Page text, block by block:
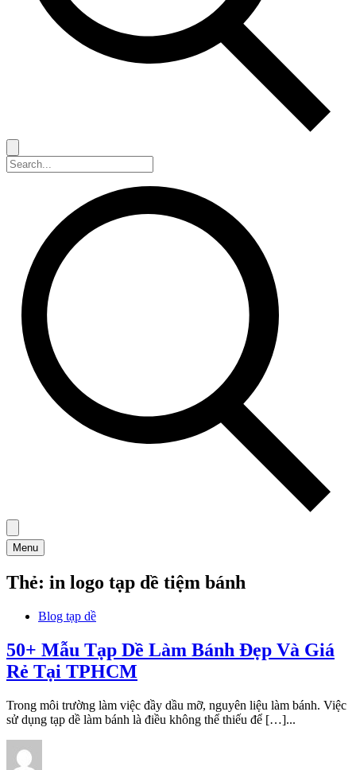
Menu
Thẻ: in logo tạp dề tiệm bánh
Blog tạp dề
50+ Mẫu Tạp Dề Làm Bánh Đẹp Và Giá
Rẻ Tại TPHCM
Trong môi trường làm việc đầy dầu mỡ, nguyên liệu làm bánh. Việc
sử dụng tạp dề làm bánh là điều không thể thiếu để […]...